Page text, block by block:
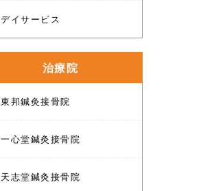
デイサービス
治療院
東邦鍼灸接骨院
一心堂鍼灸接骨院
天志堂鍼灸接骨院